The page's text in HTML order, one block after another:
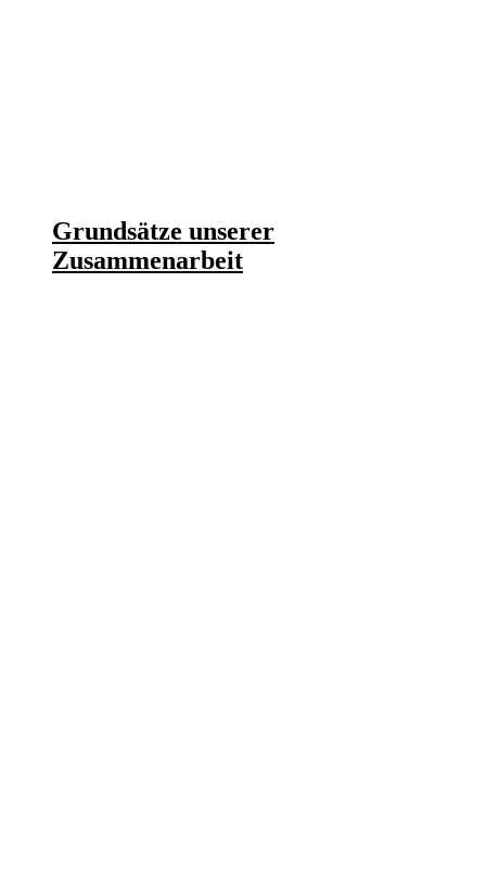
Grundsätze unserer
Zusammenarbeit